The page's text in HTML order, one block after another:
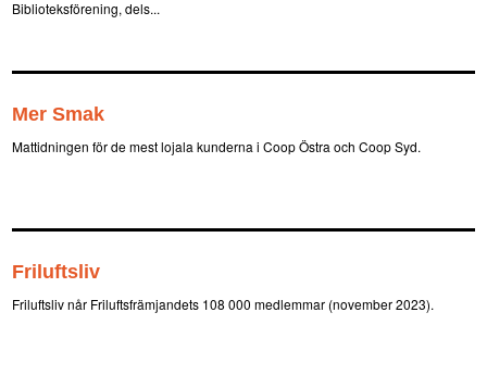
Biblioteksförening, dels...
Mer Smak
Mattidningen för de mest lojala kunderna i Coop Östra och Coop Syd.
Friluftsliv
Friluftsliv når Friluftsfrämjandets 108 000 medlemmar (november 2023).